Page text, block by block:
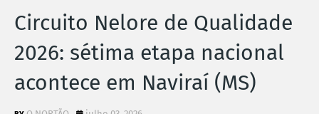
Circuito Nelore de Qualidade
2026: sétima etapa nacional
acontece em Naviraí (MS)